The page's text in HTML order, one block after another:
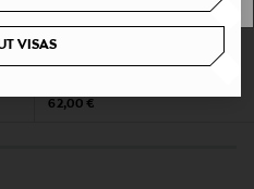
VISASLANCÔME
Teint Idole Ultra Wear Foundation
Original Price
62,00 €